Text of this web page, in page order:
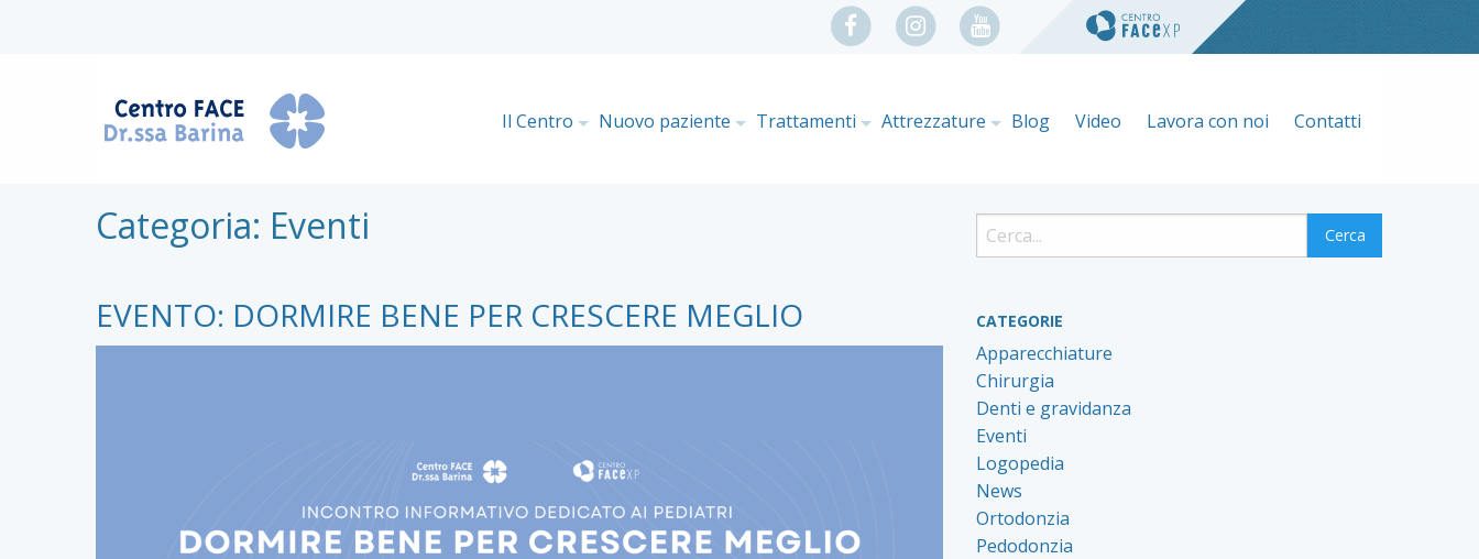
Il Centro Nuovo paziente Trattamenti Attrezzature Blog Video Lavora con noi Contatti
Categoria: Eventi
EVENTO: DORMIRE BENE PER CRESCERE MEGLIO CATEGORIE
Apparecchiature
Chirurgia
Denti e gravidanza
Eventi
Logopedia
News
Ortodonzia
Pedodonzia